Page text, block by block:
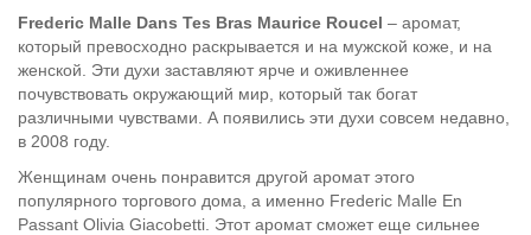
Frederic Malle Dans Tes Bras Maurice Roucel – аромат,
который превосходно раскрывается и на мужской коже, и на
женской. Эти духи заставляют ярче и оживленнее
почувствовать окружающий мир, который так богат
различными чувствами. А появились эти духи совсем недавно,
в 2008 году.
Женщинам очень понравится другой аромат этого
популярного торгового дома, а именно Frederic Malle En
Passant Olivia Giacobetti. Этот аромат сможет еще сильнее